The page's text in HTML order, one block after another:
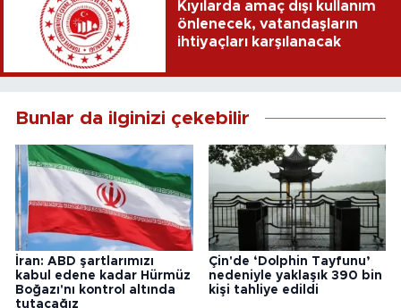
Kıyılarda amaç dışı kullanım
önlenecek, vatandaşların
ihtiyaçları karşılanacak
Bunlar da ilginizi çekebilir
İran: ABD şartlarımızı
kabul edene kadar Hürmüz
Boğazı'nı kontrol altında
tutacağız
Çin'de ‘Dolphin Tayfunu’
nedeniyle yaklaşık 390 bin
kişi tahliye edildi